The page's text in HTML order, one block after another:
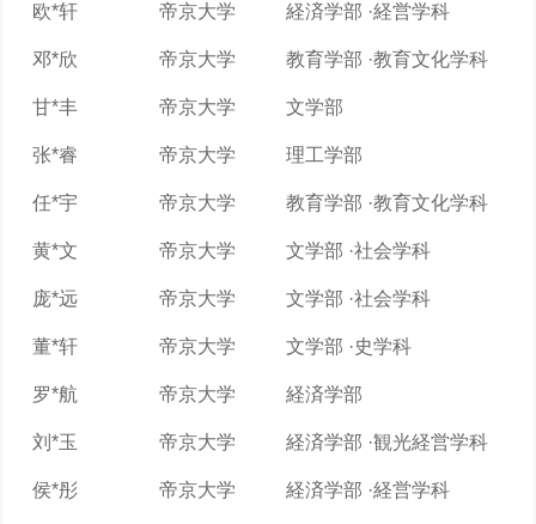
欧*轩 帝京大学 経済学部 ·経営学科
邓*欣 帝京大学 教育学部 ·教育文化学科
甘*丰 帝京大学 文学部
张*睿 帝京大学 理工学部
任*宇 帝京大学 教育学部 ·教育文化学科
黄*文 帝京大学 文学部 ·社会学科
庞*远 帝京大学 文学部 ·社会学科
董*轩 帝京大学 文学部 ·史学科
罗*航 帝京大学 経済学部
刘*玉 帝京大学 経済学部 ·観光経営学科
侯*彤 帝京大学 経済学部 ·経営学科